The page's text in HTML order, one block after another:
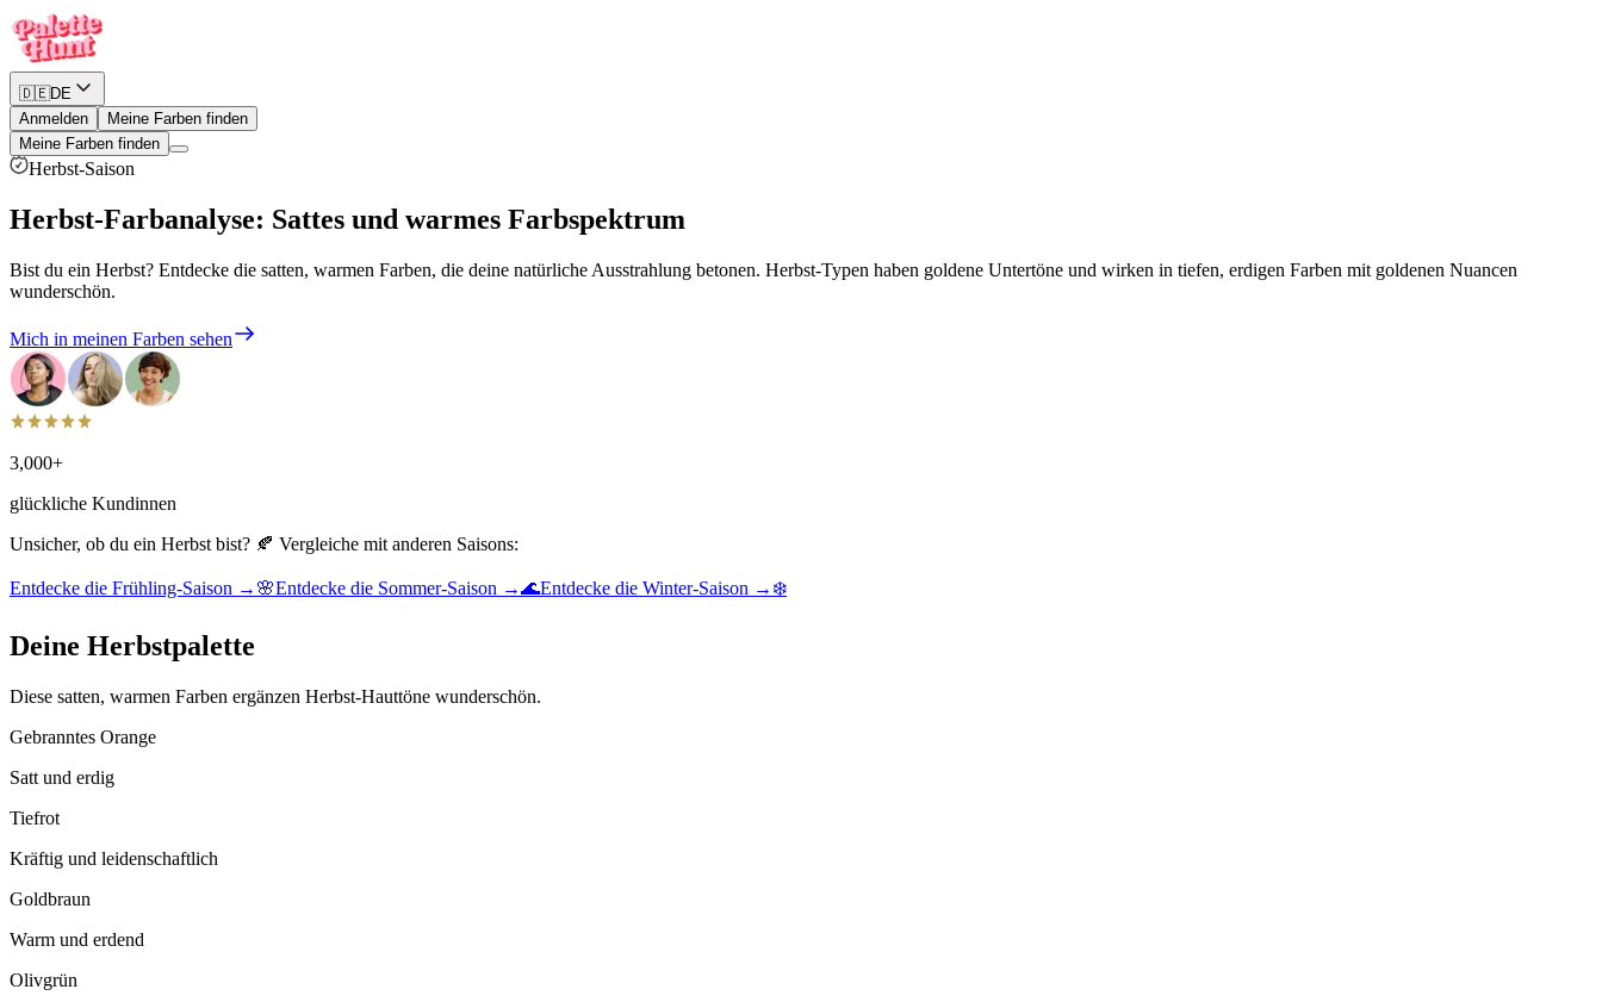
🇩🇪DE
Anmelden
Meine Farben finden
Meine Farben finden
Herbst-Saison
Herbst-Farbanalyse: Sattes und warmes Farbspektrum
Bist du ein Herbst? Entdecke die satten, warmen Farben, die deine natürliche Ausstrahlung betonen. Herbst-Typen haben goldene Untertöne und wirken in tiefen, erdigen Farben mit goldenen Nuancen
wunderschön.
Mich in meinen Farben sehen
3,000+
glückliche Kundinnen
Unsicher, ob du ein Herbst bist? 🍂 Vergleiche mit anderen Saisons:
Entdecke die Frühling-Saison → 🌸Entdecke die Sommer-Saison →🌊Entdecke die Winter-Saison → ❄️
Deine Herbstpalette
Diese satten, warmen Farben ergänzen Herbst-Hauttöne wunderschön.
Gebranntes Orange
Satt und erdig
Tiefrot
Kräftig und leidenschaftlich
Goldbraun
Warm und erdend
Olivgrün